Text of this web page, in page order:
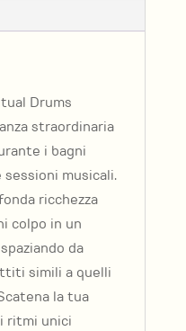
Drums
straordinaria
i bagni
musicali.
ricchezza
colpo in un
da
simili a quelli
la tua
ritmi unici